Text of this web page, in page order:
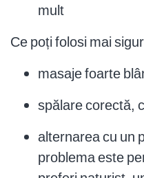
mult
Ce poți folosi mai
masaje foarte
spălare corectă,
alternarea cu un
problema este